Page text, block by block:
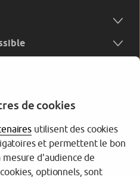
de cookies
utilisent des cookies
et permettent le bon
d'audience de
optionnels, sont